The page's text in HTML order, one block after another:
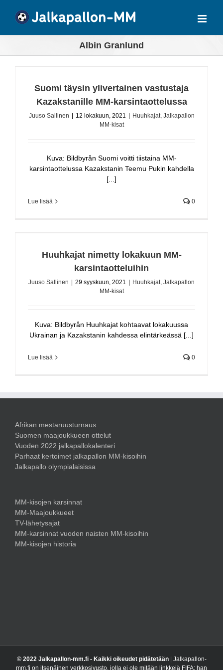
content
Albin Granlund
Suomi täysin ylivertainen vastustaja
Kazakstanille MM-karsintaottelussa
Juuso Sallinen 12 lokakuun, 2021 Huuhkajat, Jalkapallon
MM-kisat
Kuva: Bildbyrån Suomi voitti tiistaina MM-
karsintaottelussa Kazakstanin Teemu Pukin kahdella
[...]
Lue lisää 0
Huuhkajat nimetty lokakuun MM-
karsintaotteluihin
Juuso Sallinen 29 syyskuun, 2021 Huuhkajat, Jalkapallon
MM-kisat
Kuva: Bildbyrån Huuhkajat kohtaavat lokakuussa
Ukrainan ja Kazakstanin kahdessa elintärkeässä [...]
Lue lisää 0
Afrikan mestaruusturnaus
Suomen maajoukkueen ottelut
Vuoden 2022 jalkapallokalenteri
Parhaat kertoimet jalkapallon MM-kisoihin
Jalkapallo olympialaisissa
MM-kisojen karsinnat
MM-Maajoukkueet
TV-lähetysajat
MM-karsinnat vuoden naisten MM-kisoihin
MM-kisojen historia
© 2022 Jalkapallon-mm.fi - Kaikki oikeudet pidätetään| Jalkapallon-
mm.fi on itsenäinen verkkosivusto, jolla ei ole mitään linkkejä FIFA: han